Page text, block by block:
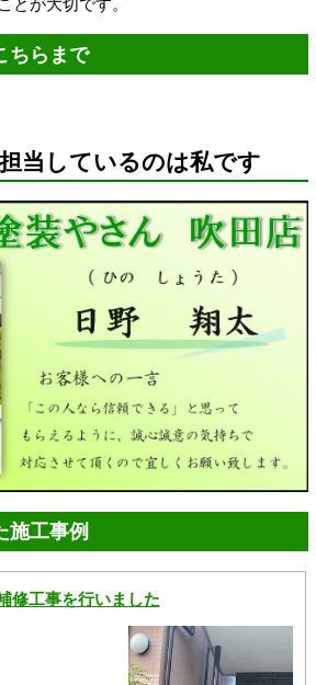
とが大切です。
ちらまで
当しているのは私です
施工事例
修工事を行いました